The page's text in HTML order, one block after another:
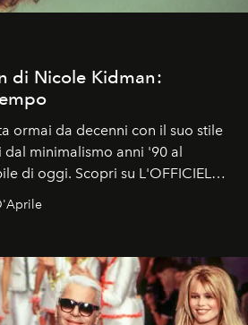
di Nicole Kidman:
ormai da decenni con il suo stile
dal minimalismo anni '90 al
di oggi. Scopri su L'OFFICIEL